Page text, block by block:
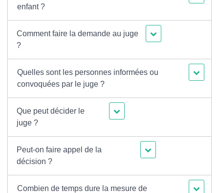
enfant ?
Comment faire la demande au juge
?
Quelles sont les personnes informées ou
convoquées par le juge ?
Que peut décider le
juge ?
Peut-on faire appel de la
décision ?
Combien de temps dure la mesure de